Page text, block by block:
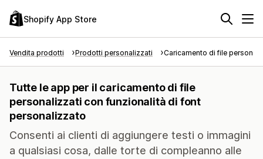
Shopify App Store
Vendita prodotti Prodotti personalizzati Caricamento di file
Tutte le app per il caricamento di file
personalizzati con funzionalità di font
personalizzato
Consenti ai clienti di aggiungere testi o immagini
a qualsiasi cosa, dalle torte di compleanno alle